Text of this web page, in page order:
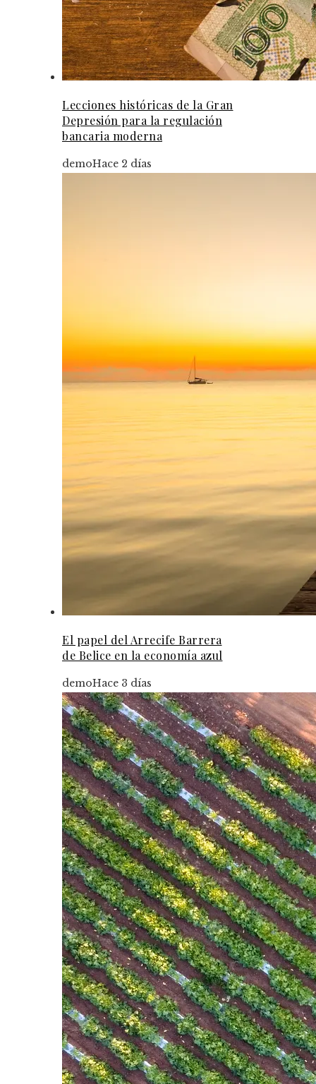
Lecciones históricas de la Gran
Depresión para la regulación
bancaria moderna
demoHace 2 días
El papel del Arrecife Barrera
de Belice en la economía azul
demoHace 3 días